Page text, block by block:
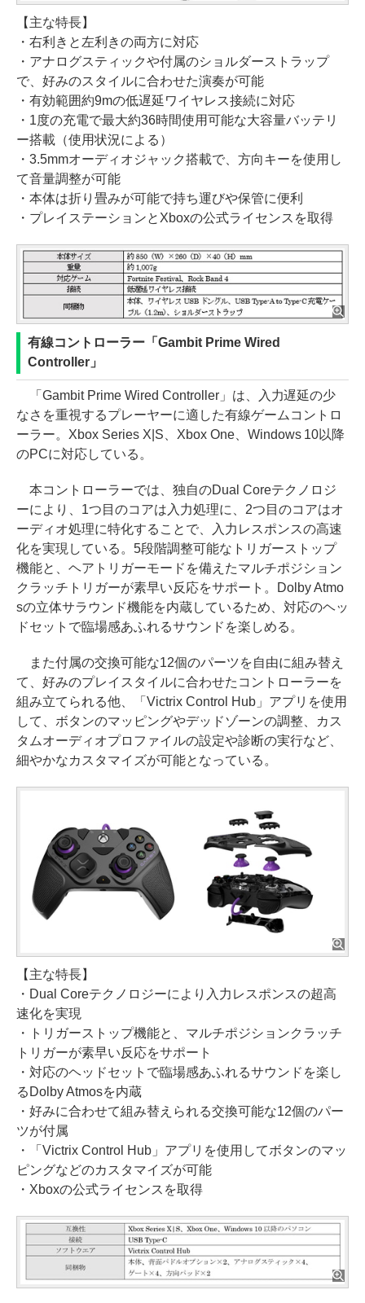
【主な特長】
・右利きと左利きの両方に対応
・アナログスティックや付属のショルダーストラップ
で、好みのスタイルに合わせた演奏が可能
・有効範囲約9mの低遅延ワイヤレス接続に対応
・1度の充電で最大約36時間使用可能な大容量バッテリ
ー搭載（使用状況による）
・3.5mmオーディオジャック搭載で、方向キーを使用し
て音量調整が可能
・本体は折り畳みが可能で持ち運びや保管に便利
・プレイステーションとXboxの公式ライセンスを取得
有線コントローラー「Gambit Prime Wired
Controller」
「Gambit Prime Wired Controller」は、入力遅延の少
なさを重視するプレーヤーに適した有線ゲームコントロ
ーラー。Xbox Series X|S、Xbox One、Windows 10以降
のPCに対応している。
本コントローラーでは、独自のDual Coreテクノロジ
ーにより、1つ目のコアは入力処理に、2つ目のコアはオ
ーディオ処理に特化することで、入力レスポンスの高速
化を実現している。5段階調整可能なトリガーストップ
機能と、ヘアトリガーモードを備えたマルチポジション
クラッチトリガーが素早い反応をサポート。Dolby Atmo
sの立体サラウンド機能を内蔵しているため、対応のヘッ
ドセットで臨場感あふれるサウンドを楽しめる。
また付属の交換可能な12個のパーツを自由に組み替え
て、好みのプレイスタイルに合わせたコントローラーを
組み立てられる他、「Victrix Control Hub」アプリを使用
して、ボタンのマッピングやデッドゾーンの調整、カス
タムオーディオプロファイルの設定や診断の実行など、
細やかなカスタマイズが可能となっている。
【主な特長】
・Dual Coreテクノロジーにより入力レスポンスの超高
速化を実現
・トリガーストップ機能と、マルチポジションクラッチ
トリガーが素早い反応をサポート
・対応のヘッドセットで臨場感あふれるサウンドを楽し
るDolby Atmosを内蔵
・好みに合わせて組み替えられる交換可能な12個のパー
ツが付属
・「Victrix Control Hub」アプリを使用してボタンのマッ
ピングなどのカスタマイズが可能
・Xboxの公式ライセンスを取得